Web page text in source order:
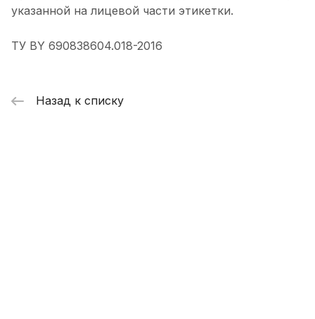
указанной на лицевой части этикетки.
ТУ BY 690838604.018-2016
Назад к списку